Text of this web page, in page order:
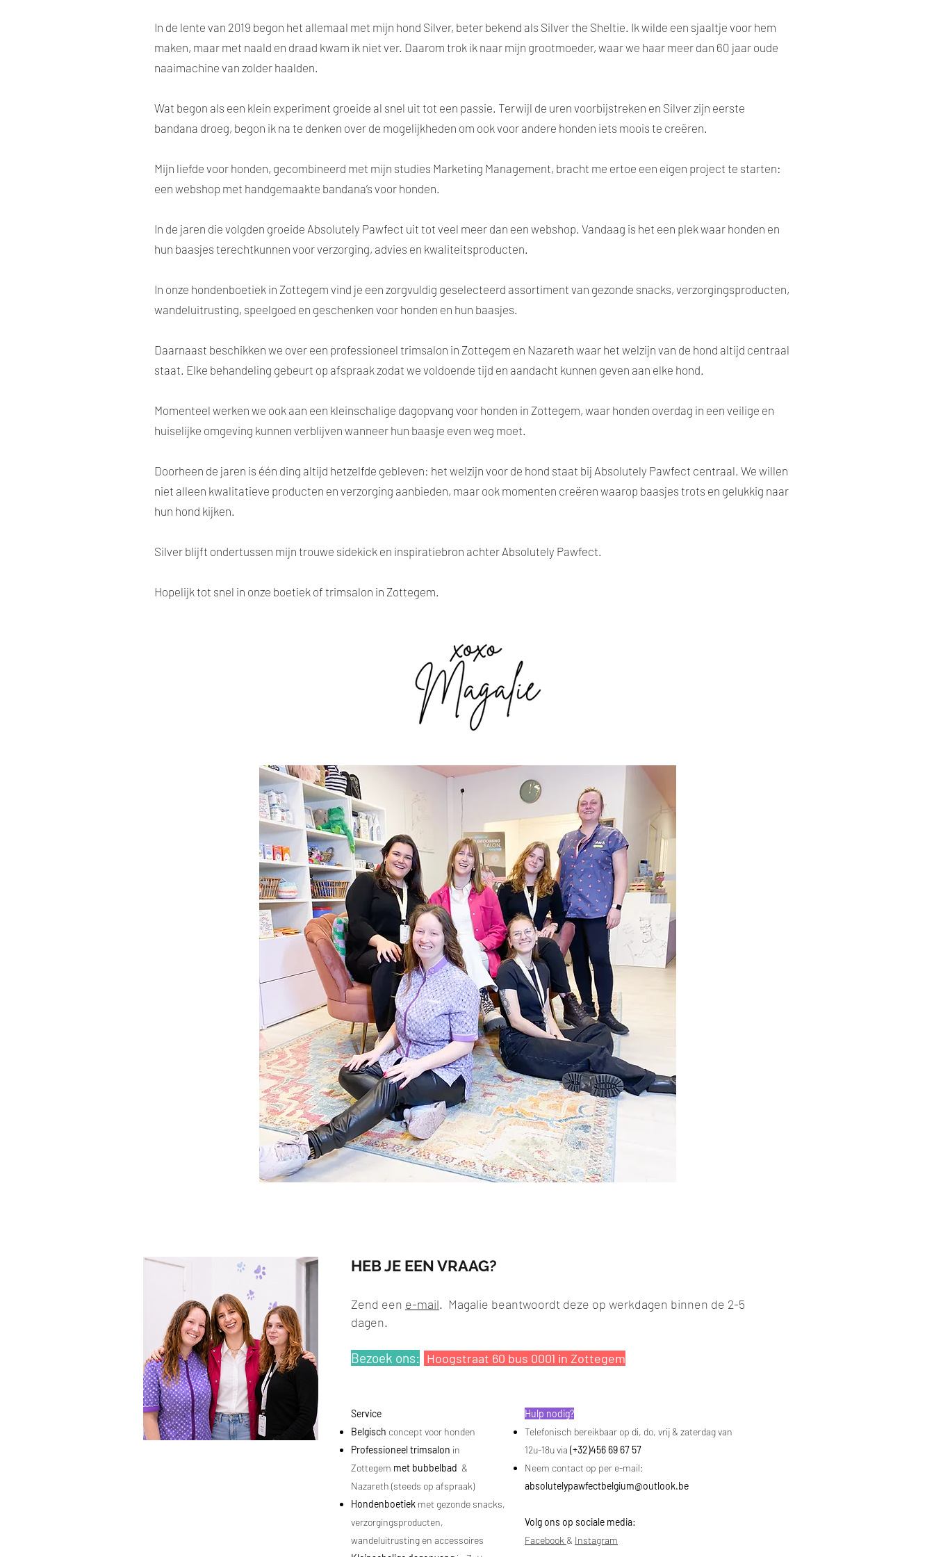
In de lente van 2019 begon het allemaal met mijn hond Silver, beter bekend als Silver the Sheltie. Ik wilde een sjaaltje voor hem
maken, maar met naald en draad kwam ik niet ver. Daarom trok ik naar mijn grootmoeder, waar we haar meer dan 60 jaar oude
naaimachine van zolder haalden.
Wat begon als een klein experiment groeide al snel uit tot een passie. Terwijl de uren voorbijstreken en Silver zijn eerste
bandana droeg, begon ik na te denken over de mogelijkheden om ook voor andere honden iets moois te creëren.
Mijn liefde voor honden, gecombineerd met mijn studies Marketing Management, bracht me ertoe een eigen project te starten:
een webshop met handgemaakte bandana’s voor honden.
In de jaren die volgden groeide Absolutely Pawfect uit tot veel meer dan een webshop. Vandaag is het een plek waar honden en
hun baasjes terechtkunnen voor verzorging, advies en kwaliteitsproducten.
In onze hondenboetiek in Zottegem vind je een zorgvuldig geselecteerd assortiment van gezonde snacks, verzorgingsproducten,
wandeluitrusting, speelgoed en geschenken voor honden en hun baasjes.
Daarnaast beschikken we over een professioneel trimsalon in Zottegem en Nazareth waar het welzijn van de hond altijd centraal
staat. Elke behandeling gebeurt op afspraak zodat we voldoende tijd en aandacht kunnen geven aan elke hond.
Momenteel werken we ook aan een kleinschalige dagopvang voor honden in Zottegem, waar honden overdag in een veilige en
huiselijke omgeving kunnen verblijven wanneer hun baasje even weg moet.
Doorheen de jaren is één ding altijd hetzelfde gebleven: het welzijn voor de hond staat bij Absolutely Pawfect centraal. We willen
niet alleen kwalitatieve producten en verzorging aanbieden, maar ook momenten creëren waarop baasjes trots en gelukkig naar
hun hond kijken.
Silver blijft ondertussen mijn trouwe sidekick en inspiratiebron achter Absolutely Pawfect.
Hopelijk tot snel in onze boetiek of trimsalon in Zottegem.
HEB JE EEN VRAAG?
Zend een e-mail. Magalie beantwoordt deze op werkdagen binnen de 2-5
dagen.
Bezoek ons: Hoogstraat 60 bus 0001 in Zottegem
Service
Belgisch concept voor honden
Professioneel trimsalon in
Zottegem met bubbelbad &
Nazareth (steeds op afspraak)
Hondenboetiek met gezonde snacks,
verzorgingsproducten,
wandeluitrusting en accessoires
Hulp nodig?
Telefonisch bereikbaar op di, do, vrij & zaterdag van
12u-18u via (+32)456 69 67 57
Neem contact op per e-mail:
absolutelypawfectbelgium@outlook.be
Volg ons op sociale media:
Facebook & Instagram